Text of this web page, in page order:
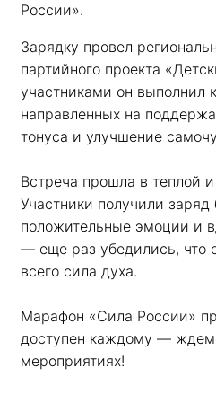
России».
Зарядку провел
партийного проекта
участниками он выполнил
направленных на
тонуса и улучшение
Встреча прошла в теплой
Участники получили заряд
положительные эмоции и
— еще раз убедились, что
всего сила духа.
Марафон «Сила России»
доступен каждому —
мероприятиях!